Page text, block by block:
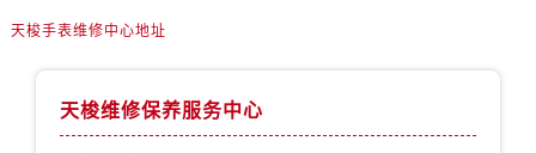
天梭手表维修中心地址
天梭维修保养服务中心